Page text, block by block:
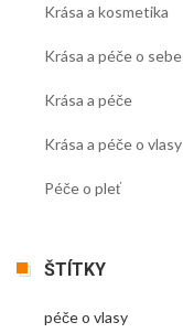
Krása a kosmetika
Krása a péče o sebe
Krása a péče
Krása a péče o vlasy
Péče o pleť
ŠTÍTKY
péče o vlasy